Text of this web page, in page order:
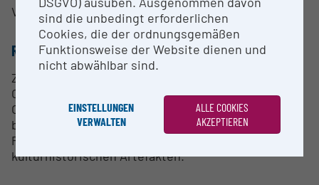
Viola Winkler, MSc (Operator MicroCT und 3D-Labor)
RESEARCH SERVICES
Zerstörungsfreie, hochauflösende
Computertomographie (abhängig von der
Objektgröße bis 1 µm Voxelgröße) von
biowissenschaftlichen und erdwissenschaftlichen
Proben, aber auch archäologischen und
kulturhistorischen Artefakten.
sind die unbedingt erforderlichen
Cookies, die der ordnungsgemäßen
Funktionsweise der Website dienen und
nicht abwählbar sind.
EINSTELLUNGEN
VERWALTEN
ALLE COOKIES
AKZEPTIEREN